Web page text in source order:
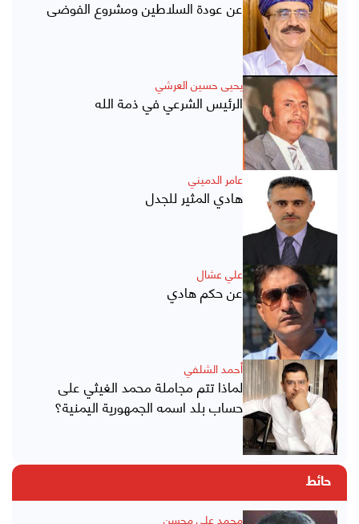
عن عودة السلاطين ومشروع الفوضى
يحيى حسين العرشي
الرئيس الشرعي في ذمة الله
عامر الدميني
هادي المثير للجدل
علي عشال
عن حكم هادي
أحمد الشلفي
لماذا تتم مجاملة محمد الغيثي على
حساب بلد اسمه الجمهورية اليمنية؟
حائط
محمد علي محسن